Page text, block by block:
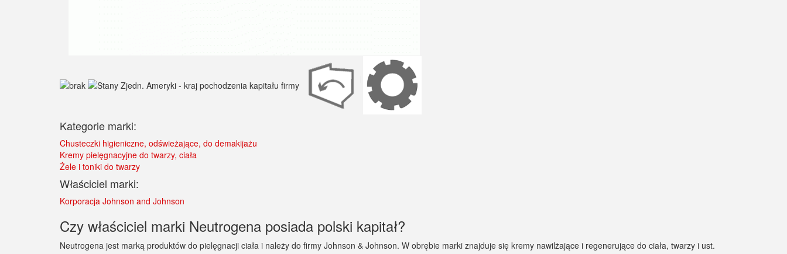
Kategorie marki:
Chusteczki higieniczne, odświeżające, do demakijażu
Kremy pielęgnacyjne do twarzy, ciała
Żele i toniki do twarzy
Właściciel marki:
Korporacja Johnson and Johnson
Czy właściciel marki Neutrogena posiada polski kapitał?
Neutrogena jest marką produktów do pielęgnacji ciała i należy do firmy Johnson & Johnson. W obrębie marki znajduje się kremy nawilżające i regenerujące do ciała, twarzy i ust.